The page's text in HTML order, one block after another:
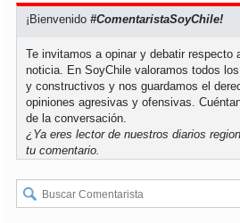
soyvaldivia
soy osorno
soypuertomontt
soychiloé
¡Bienvenido#ComentaristaSoyChile!
Te invitamos a opinar y debatir respecto
noticia. En SoyChile valoramos todos
y constructivos y nos guardamos el
opiniones agresivas y ofensivas.
de la conversación.
¿Ya eres lector de nuestros diarios
tu comentario.